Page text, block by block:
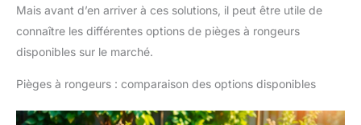
Mais avant d’en arriver à ces solutions, il peut être utile de
connaître les différentes options de pièges à rongeurs
disponibles sur le marché.
Pièges à rongeurs : comparaison des options disponibles